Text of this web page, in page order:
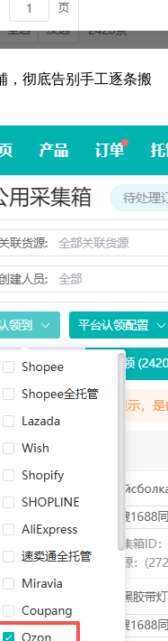
，彻底告别手工逐条搬